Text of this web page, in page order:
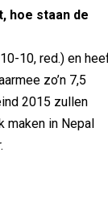
hoe staan de
10, red.) en
zo’n 7,5
2015 zullen
maken in Nepal